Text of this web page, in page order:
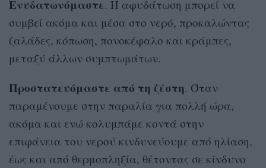
Ενυδατωνόμαστε. Η αφυδάτωση μπορεί να
συμβεί ακόμα και μέσα στο νερό, προκαλώντας
ζαλάδες, κόπωση, πονοκέφαλο και κράμπες,
μεταξύ άλλων συμπτωμάτων.
Προστατευόμαστε από τη ζέστη. Όταν
παραμένουμε στην παραλία για πολλή ώρα,
ακόμα και ενώ κολυμπάμε κοντά στην
επιφάνεια του νερού κινδυνεύουμε από ηλίαση,
έως και από θερμοπληξία, θέτοντας σε κίνδυνο